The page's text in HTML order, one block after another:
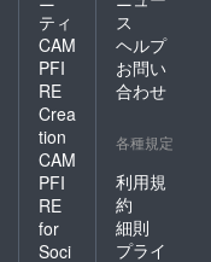
ティ
CAM
PFI
RE
Crea
tion
CAM
PFI
RE
for
Soci
ス
ヘルプ
お問い
合わせ
各種規定
利用規
約
細則
プライ